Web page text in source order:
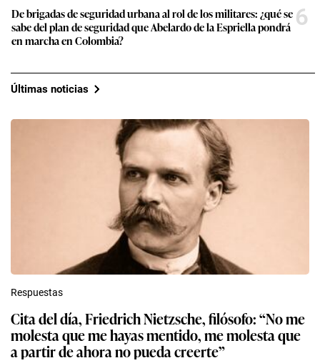
De brigadas de seguridad urbana al rol de los militares: ¿qué se
sabe del plan de seguridad que Abelardo de la Espriella pondrá
en marcha en Colombia?
6
Últimas noticias
Respuestas
Cita del día, Friedrich Nietzsche, filósofo: “No me
molesta que me hayas mentido, me molesta que
a partir de ahora no pueda creerte”